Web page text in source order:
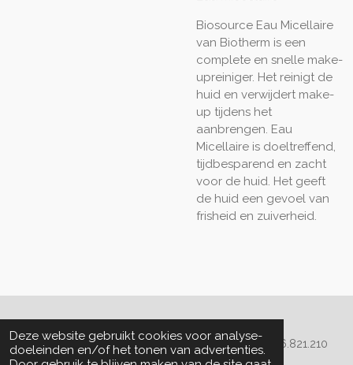
Deze website gebruikt cookies voor analyse-
doeleinden en/of het tonen van advertenties.
Biosource Eau Micellaire
van Biotherm is een
complete en snelle make-
upreiniger. Het reinigt de
huid en verwijdert make-
up tijdens het
aanbrengen. Eau
Micellaire is doeltreffend,
tijdbesparend en zacht
voor de huid. Het geeft
de huid een gevoel van
frisheid en zuiverheid.
© 2020 - 2022 La Perla Skin & Beauty - BTW: BE
0466.821.210